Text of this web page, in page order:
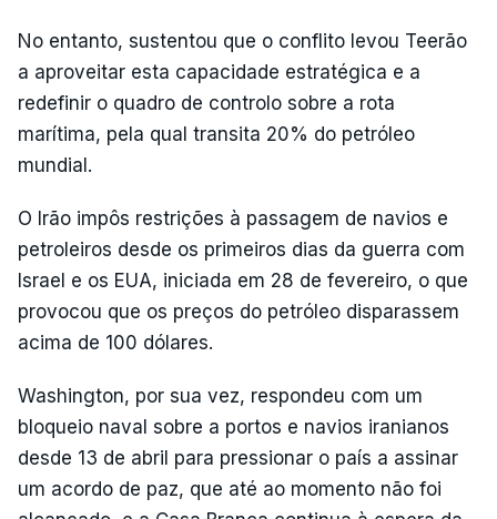
No entanto, sustentou que o conflito levou Teerão
a aproveitar esta capacidade estratégica e a
redefinir o quadro de controlo sobre a rota
marítima, pela qual transita 20% do petróleo
mundial.
O Irão impôs restrições à passagem de navios e
petroleiros desde os primeiros dias da guerra com
Israel e os EUA, iniciada em 28 de fevereiro, o que
provocou que os preços do petróleo disparassem
acima de 100 dólares.
Washington, por sua vez, respondeu com um
bloqueio naval sobre a portos e navios iranianos
desde 13 de abril para pressionar o país a assinar
um acordo de paz, que até ao momento não foi